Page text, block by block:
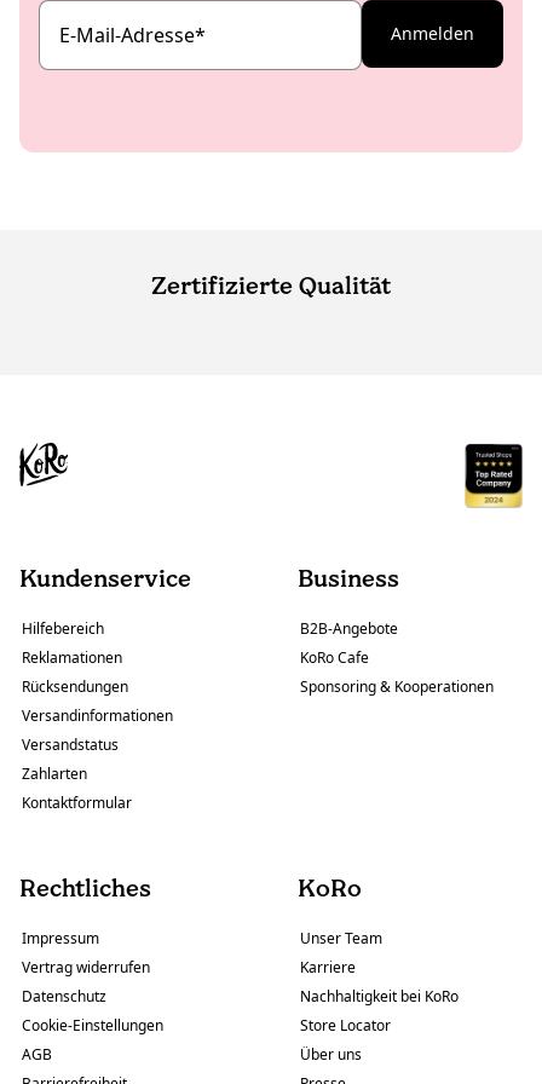
E-Mail-Adresse* Anmelden
Zertifizierte Qualität
Kundenservice
Hilfebereich
Reklamationen
Rücksendungen
Versandinformationen
Versandstatus
Zahlarten
Kontaktformular
Business
B2B-Angebote
KoRo Cafe
Sponsoring & Kooperationen
Rechtliches
Impressum
Vertrag widerrufen
Datenschutz
Cookie-Einstellungen
AGB
KoRo
Unser Team
Karriere
Nachhaltigkeit bei KoRo
Store Locator
Über uns